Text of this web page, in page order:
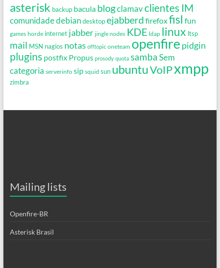
asterisk backup bacula blogclamavclientes IM
comunidadedebian desktop ejabberd firefoxfisl fun
games horde internet jabber jingle nodes KDE ldap linux ltsp
mail MSN nagios notas offtopic oneteam openfire pidgin
plugins postfix Propus prosody quota samba Sem
categoria serverinfo sip squid sun ubuntuVoIPxmpp
zimbra
Mailing lists
Openfire-BR
Asterisk Brasil